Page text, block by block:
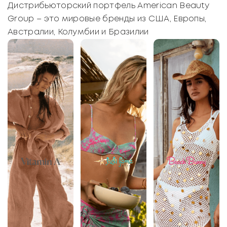
Дистрибьюторский портфель American Beauty
Group – это мировые бренды из США, Европы,
Австралии, Колумбии и Бразилии